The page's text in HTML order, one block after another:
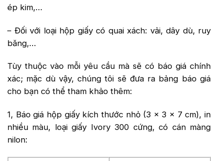
ép kim,…
– Đối với loại hộp giấy có quai xách: vải, dây dù, ruy
băng,…
Tùy thuộc vào mỗi yêu cầu mà sẽ có báo giá chính
xác; mặc dù vậy, chúng tôi sẽ đưa ra bảng báo giá
cho bạn có thể tham khảo thêm:
1, Báo giá hộp giấy kích thước nhỏ (3 x 3 x 7 cm), in
nhiều màu, loại giấy Ivory 300 cứng, có cán màng
nilon: